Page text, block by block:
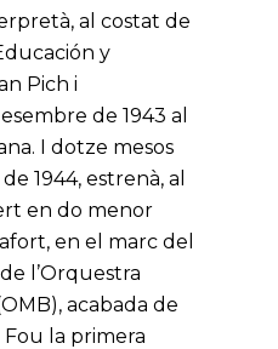
al costat de
y
Pich i
de 1943 al
I dotze mesos
1944, estrenà, al
en do menor
en el marc del
l’Orquestra
acabada de
la primera